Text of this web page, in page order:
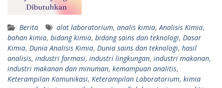
Berita alat laboratorium, analis kimia, Analisis Kimia,
bahan kimia, bidang kimia, bidang sains dan teknologi, Dasar
Kimia, Dunia Analisis Kimia, Dunia sains dan teknologi, hasil
analisis, industri farmasi, industri lingkungan, industri makanan,
industri makanan dan minuman, kemampuan analitis,
Keterampilan Komunikasi, Keterampilan Laboratorium, kimia